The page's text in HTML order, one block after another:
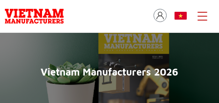
Vietnam Manufacturers 2026